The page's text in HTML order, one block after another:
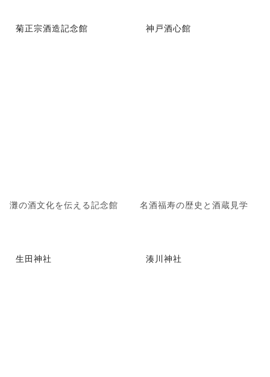
菊正宗酒造記念館
灘の酒文化を伝える記念館
神戸酒心館
名酒福寿の歴史と酒蔵見学
生田神社 湊川神社